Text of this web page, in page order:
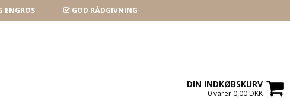
ENGROS GOD RÅDGIVNING
DIN INDKØBSKURV
0 varer 0,00 DKK